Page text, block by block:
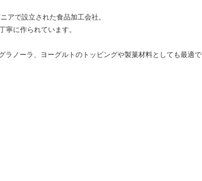
アで設立された食品加工会社。
に作られています。
ノーラ、ヨーグルトのトッピングや製菓材料としても最適で